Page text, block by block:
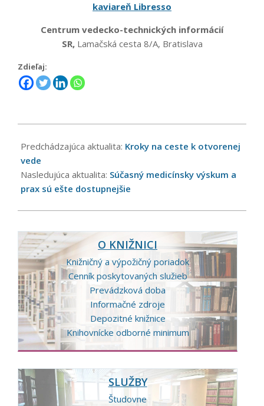
kaviareň Libresso
Centrum vedecko-technických informácií
SR, Lamačská cesta 8/A, Bratislava
Zdieľaj:
10-
25
Predchádzajúca aktualita: Kroky na ceste k otvorenej
vede
Nasledujúca aktualita: Súčasný medicínsky výskum a
prax sú ešte dostupnejšie
O KNIŽNICI
Knižničný a výpožičný poriadok
Cenník poskytovaných služieb
Prevádzková doba
Informačné zdroje
Depozitné knižnice
Knihovnícke odborné minimum
SLUŽBY
Študovne